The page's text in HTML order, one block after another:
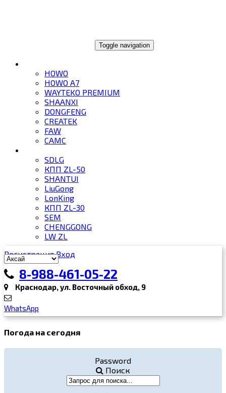
Toggle navigation
HOWO
HOWO A7
WAYTEKO PREMIUM
SHAANXI
DONGFENG
CREATEK
FAW
CAMC
SDLG
КПП ZL-50
SHANTUI
LiuGong
LonKing
КПП ZL-30
SEM
CHENGGONG
LW ZL
Регистрация Вход
8-988-461-05-22
Краснодар, ул. Восточный обход, 9
WhatsApp
Погода на сегодня
Password
Поиск